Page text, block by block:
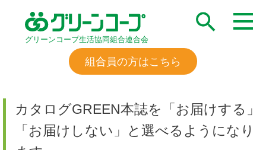
グリーンコープ生活協同組合連合会
組合員の方はこちら
カタログGREEN本誌を「お届けする」
「お届けしない」と選べるようになり